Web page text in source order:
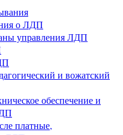
о ЛДП
управления ЛДП
и вожатский
обеспечение и
платные,